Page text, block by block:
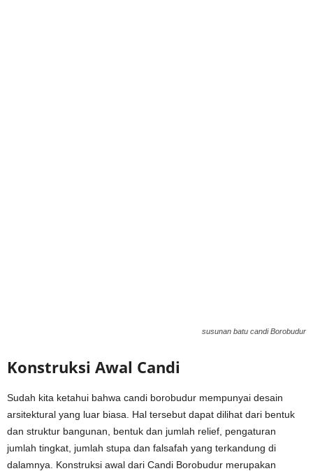
susunan batu candi Borobudur
Konstruksi Awal Candi
Sudah kita ketahui bahwa candi borobudur mempunyai desain
arsitektural yang luar biasa. Hal tersebut dapat dilihat dari bentuk
dan struktur bangunan, bentuk dan jumlah relief, pengaturan
jumlah tingkat, jumlah stupa dan falsafah yang terkandung di
dalamnya. Konstruksi awal dari Candi Borobudur merupakan